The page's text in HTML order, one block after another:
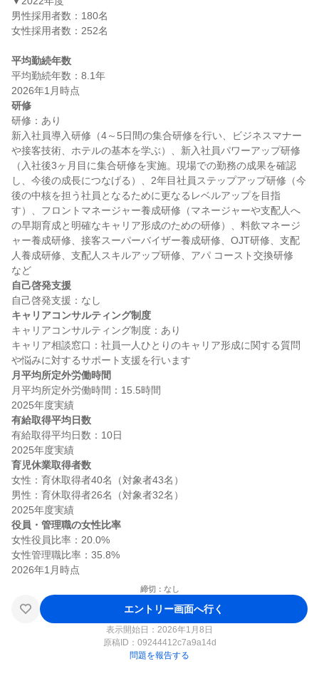
男性採用者数：180名
女性採用者数：252名
平均勤続年数
平均勤続年数：8.1年
研修
研修：あり
新入社員導入研修（4～5日間の集合研修を行い、ビジネスマナー
や接客技術、ホテルの基本を学ぶ）、新入社員パワーアップ研修
（入社後3ヶ月目に集合研修を実施。現場での勤務の成果を確認
し、今後の成長につなげる）、2年目社員ステップアップ研修（今
後の中核を担う社員となるために更なるレベルアップを目指
す）、フロントマネージャー養成研修（マネージャーや支配人へ
の早期育成と明確なキャリア形成のための研修）、料飲マネージ
ャー養成研修、接客スーパーバイザー養成研修、OJT研修、支配
人養成研修、支配人スキルアップ研修、アパ コースト交換研修
自己啓発支援
キャリアコンサルティング制度
キャリアコンサルティング制度：あり
キャリア相談窓口：社員一人ひとりのキャリア形成に関する質問
月平均所定外労働時間
月平均所定外労働時間：15.5時間
有給取得平均日数
有給取得平均日数：10日
育児休業取得者数
女性：育休取得者40名（対象者43名）
男性：育休取得者26名（対象者32名）
役員・管理職の女性比率
女性役員比率：20.0%
女性管理職比率：35.8%
締切：なし
エントリー画面へ行く
表示開始日：2026年1月8日
原稿ID： 09244412c7a9a14d
問題を報告する